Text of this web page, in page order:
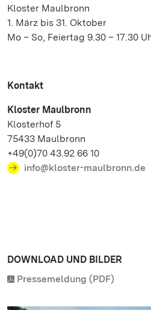
Kloster Maulbronn
1. März bis 31. Oktober
Mo – So, Feiertag 9.30 – 17.30
Kontakt
Kloster Maulbronn
Klosterhof 5
75433 Maulbronn
+49(0)70 43.92 66 10
info@kloster-maulbronn.de
DOWNLOAD UND BILDER
Pressemeldung (PDF)